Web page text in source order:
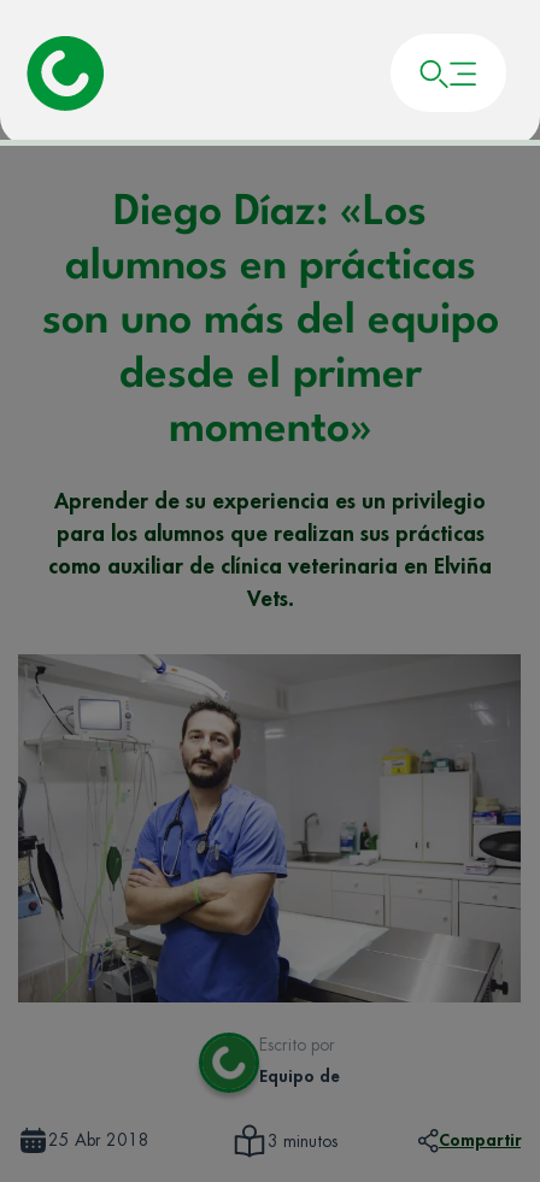
Portada»
Diego Díaz: «Los
alumnos en prácticas
son uno más del equipo
desde el primer
momento»
Aprender de su experiencia es un privilegio
para los alumnos que realizan sus prácticas
como auxiliar de clínica veterinaria en Elviña
Vets.
Escrito por
Equipo de
25 Abr 2018 3 minutos Compartir